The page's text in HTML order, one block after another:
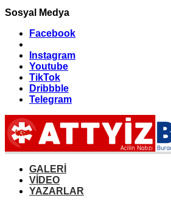
Sosyal Medya
Facebook
Instagram
Youtube
TikTok
Dribbble
Telegram
GALERİ
VİDEO
YAZARLAR